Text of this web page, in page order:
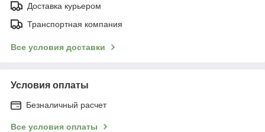
Доставка курьером
Транспортная компания
Все условия доставки
Условия оплаты
Безналичный расчет
Все условия оплаты